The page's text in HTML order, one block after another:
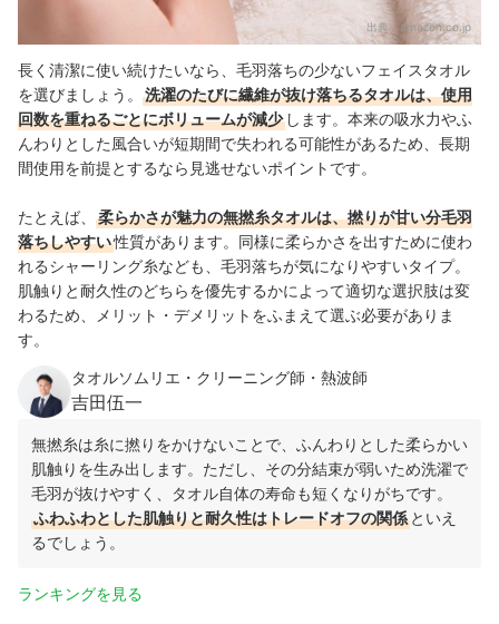
出典： amazon.co.jp
長く清潔に使い続けたいなら、毛羽落ちの少ないフェイスタオル
を選びましょう。
洗濯のたびに繊維が抜け落ちるタオルは、使用
回数を重ねるごとにボリュームが減少 します。本来の吸水力やふ
んわりとした風合いが短期間で失われる可能性があるため、長期
間使用を前提とするなら見逃せないポイントです。
たとえば、
柔らかさが魅力の無撚糸タオルは、撚りが甘い分毛羽
落ちしやすい性質があります。同様に柔らかさを出すために使わ
れるシャーリング糸なども、毛羽落ちが気になりやすいタイプ。
肌触りと耐久性のどちらを優先するかによって適切な選択肢は変
わるため、メリット・デメリットをふまえて選ぶ必要がありま
す。
タオルソムリエ・クリーニング師・熱波師
吉田伍一
無撚糸は糸に撚りをかけないことで、ふんわりとした柔らかい
肌触りを生み出します。ただし、その分結束が弱いため洗濯で
毛羽が抜けやすく、タオル自体の寿命も短くなりがちです。
ふわふわとした肌触りと耐久性はトレードオフの関係 といえ
るでしょう。
ランキングを見る